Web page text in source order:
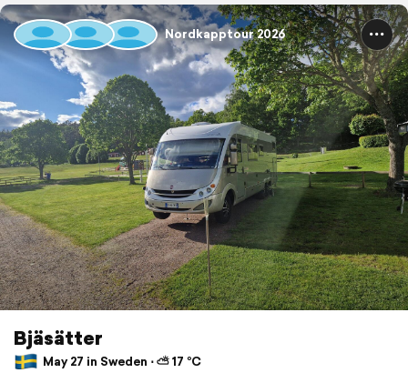
Nordkapptour 2026
Bjäsätter
May 27 in Sweden ⋅ ⛅ 17 °C